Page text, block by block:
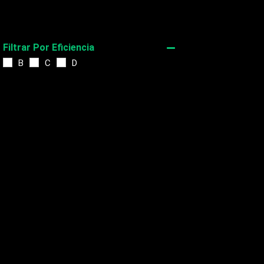
Filtrar Por Eficiencia
B C D